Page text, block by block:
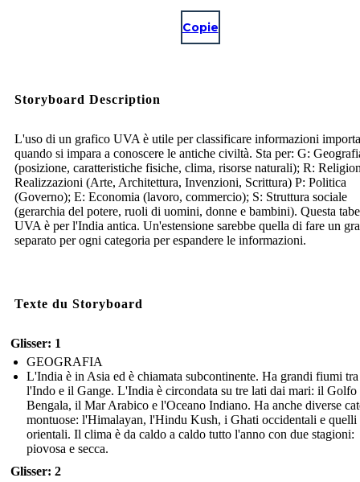
Copie
Storyboard Description
L'uso di un grafico UVA è utile per classificare informazioni
quando si impara a conoscere le antiche civiltà. Sta per: G:
(posizione, caratteristiche fisiche, clima, risorse naturali); R:
Realizzazioni (Arte, Architettura, Invenzioni, Scrittura) P: Politica
(Governo); E: Economia (lavoro, commercio); S: Struttura sociale
(gerarchia del potere, ruoli di uomini, donne e bambini). Questa
UVA è per l'India antica. Un'estensione sarebbe quella di fare un
separato per ogni categoria per espandere le informazioni.
Texte du Storyboard
Glisser: 1
GEOGRAFIA
L'India è in Asia ed è chiamata subcontinente. Ha grandi fiumi
l'Indo e il Gange. L'India è circondata su tre lati dai mari: il Golfo
Bengala, il Mar Arabico e l'Oceano Indiano. Ha anche diverse
montuose: l'Himalayan, l'Hindu Kush, i Ghati occidentali e quelli
orientali. Il clima è da caldo a caldo tutto l'anno con due stagioni:
piovosa e secca.
Glisser: 2